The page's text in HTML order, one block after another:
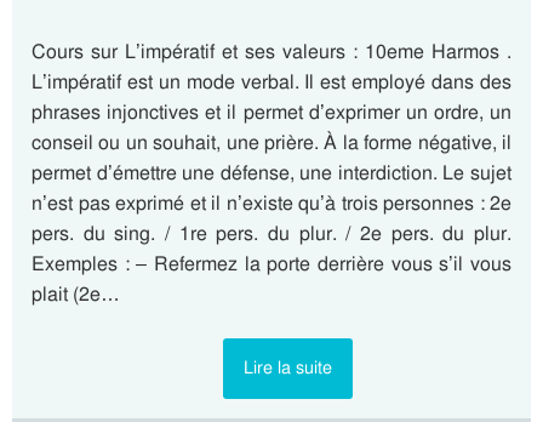
Cours sur L’impératif et ses valeurs : 10eme Harmos .
L’impératif est un mode verbal. Il est employé dans des
phrases injonctives et il permet d’exprimer un ordre, un
conseil ou un souhait, une prière. À la forme négative, il
permet d’émettre une défense, une interdiction. Le sujet
n’est pas exprimé et il n’existe qu’à trois personnes : 2e
pers. du sing. / 1re pers. du plur. / 2e pers. du plur.
Exemples : – Refermez la porte derrière vous s’il vous
plait (2e…
Lire la suite